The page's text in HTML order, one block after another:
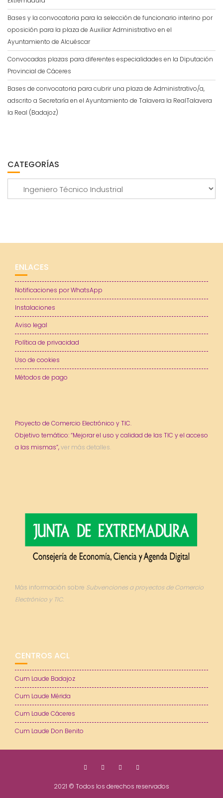
Bases y la convocatoria para la selección de funcionario interino por
oposición para la plaza de Auxiliar Administrativo en el
Ayuntamiento de Alcuéscar
Convocadas plazas para diferentes especialidades en la Diputación
Provincial de Cáceres
Bases de convocatoria para cubrir una plaza de Administrativo/a,
adscrito a Secretaría en el Ayuntamiento de Talavera la RealTalavera
la Real (Badajoz)
CATEGORÍAS
ENLACES
Notificaciones por WhatsApp
Instalaciones
Aviso legal
Política de privacidad
Uso de cookies
Métodos de pago
Proyecto de Comercio Electrónico y TIC.
Objetivo temático: “Mejorar el uso y calidad de las TIC y el acceso
a las mismas”,ver más detalles.
Más información sobre Subvenciones a proyectos de Comercio
Electrónico y TIC.
CENTROS ACL
Cum Laude Badajoz
Cum Laude Mérida
Cum Laude Cáceres
Cum Laude Don Benito
2021 © Todos los derechos reservados